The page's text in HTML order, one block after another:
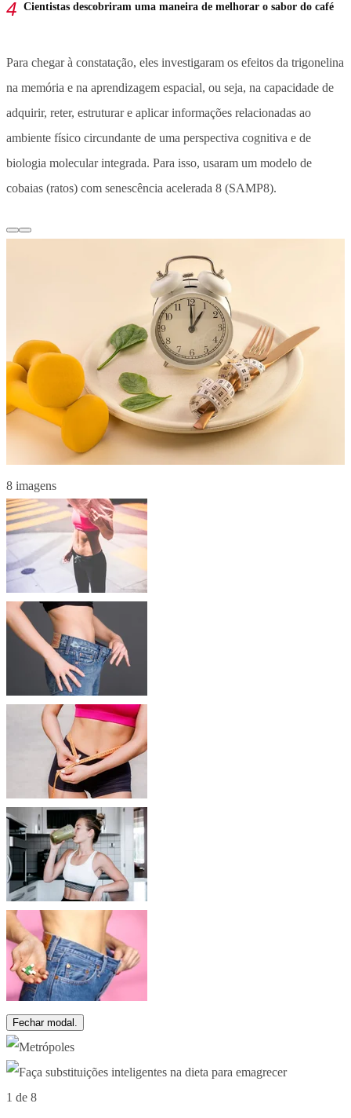
Cientistas descobriram uma maneira de melhorar o sabor do café
Para chegar à constatação, eles investigaram os efeitos da trigonelina
na memória e na aprendizagem espacial, ou seja, na capacidade de
adquirir, reter, estruturar e aplicar informações relacionadas ao
ambiente físico circundante de uma perspectiva cognitiva e de
biologia molecular integrada. Para isso, usaram um modelo de
cobaias (ratos) com senescência acelerada 8 (SAMP8).
8 imagens
Fechar modal.
1 de 8